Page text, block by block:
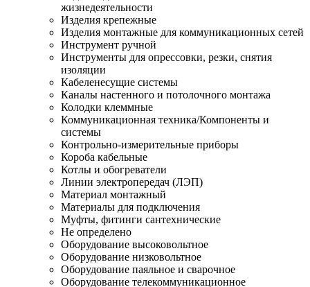
жизнедеятельности
Изделия крепежные
Изделия монтажные для коммуникационных сетей
Инструмент ручной
Инструменты для опрессовки, резки, снятия
изоляции
Кабеленесущие системы
Каналы настенного и потолочного монтажа
Колодки клеммные
Коммуникационная техника/Компоненты и
системы
Контрольно-измерительные приборы
Короба кабельные
Котлы и обогреватели
Линии электропередач (ЛЭП)
Материал монтажный
Материалы для подключения
Муфты, фитинги сантехнические
Не определено
Оборудование высоковольтное
Оборудование низковольтное
Оборудование паяльное и сварочное
Оборудование телекоммуникационное